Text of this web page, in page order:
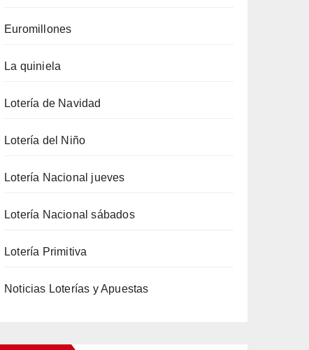
Euromillones
La quiniela
Lotería de Navidad
Lotería del Niño
Lotería Nacional jueves
Lotería Nacional sábados
Lotería Primitiva
Noticias Loterías y Apuestas